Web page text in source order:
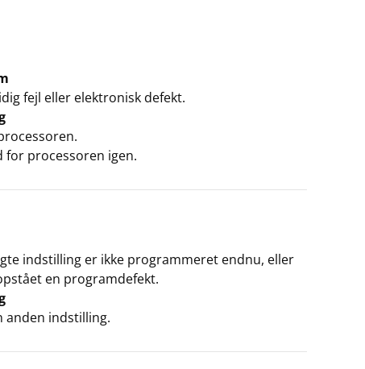
fejl eller elektronisk defekt.
for processoren igen.
indstilling er ikke programmeret endnu, eller
en programdefekt.
anden indstilling.